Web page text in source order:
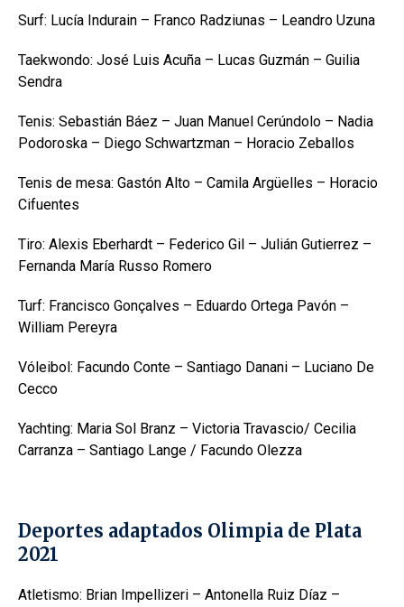
Surf: Lucía Indurain – Franco Radziunas – Leandro Uzuna
Taekwondo: José Luis Acuña – Lucas Guzmán – Guilia
Sendra
Tenis: Sebastián Báez – Juan Manuel Cerúndolo – Nadia
Podoroska – Diego Schwartzman – Horacio Zeballos
Tenis de mesa: Gastón Alto – Camila Argüelles – Horacio
Cifuentes
Tiro: Alexis Eberhardt – Federico Gil – Julián Gutierrez –
Fernanda María Russo Romero
Turf: Francisco Gonçalves – Eduardo Ortega Pavón –
William Pereyra
Vóleibol: Facundo Conte – Santiago Danani – Luciano De
Cecco
Yachting: Maria Sol Branz – Victoria Travascio/ Cecilia
Carranza – Santiago Lange / Facundo Olezza
Deportes adaptados Olimpia de Plata
2021
Atletismo: Brian Impellizeri – Antonella Ruiz Díaz –